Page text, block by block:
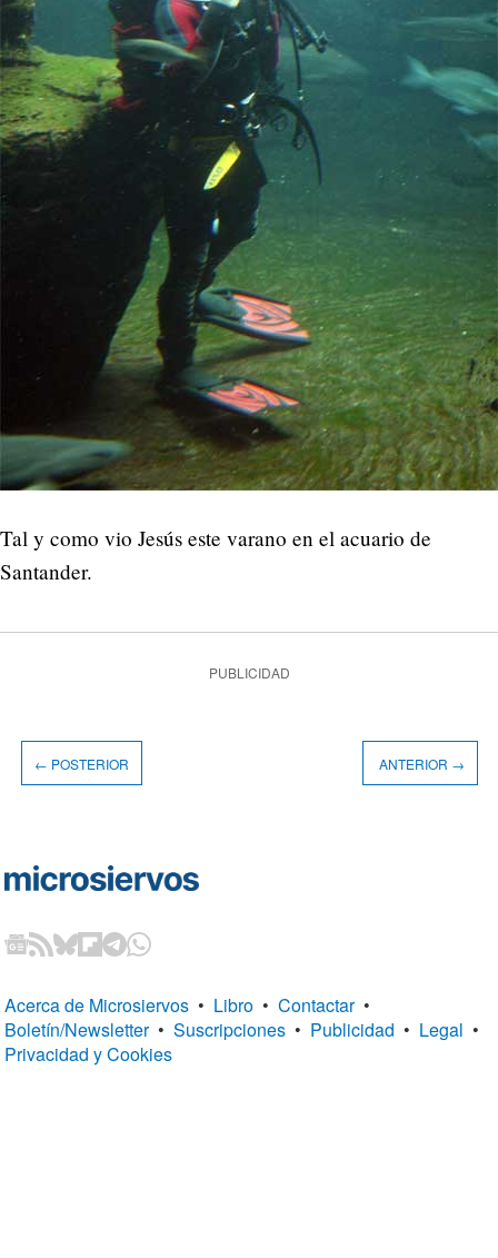
Tal y como vio Jesús este varano en el acuario de
Santander.
PUBLICIDAD
← POSTERIOR ANTERIOR →
Acerca de Microsiervos • Libro • Contactar •
Boletín/Newsletter • Suscripciones • Publicidad • Legal •
Privacidad y Cookies